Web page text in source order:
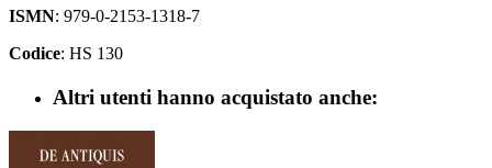
ISMN: 979-0-2153-1318-7
Codice: HS 130
Altri utenti hanno acquistato anche: